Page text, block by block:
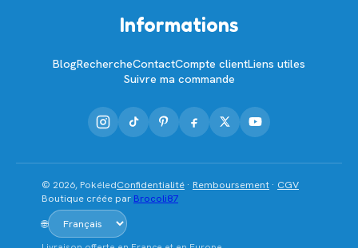
Informations
BlogRechercheContactCompte clientLiens utiles
Suivre ma commande
© 2026, PokéledConfidentialité · Remboursement · CGV
Boutique créée par Brocoli87
🌐